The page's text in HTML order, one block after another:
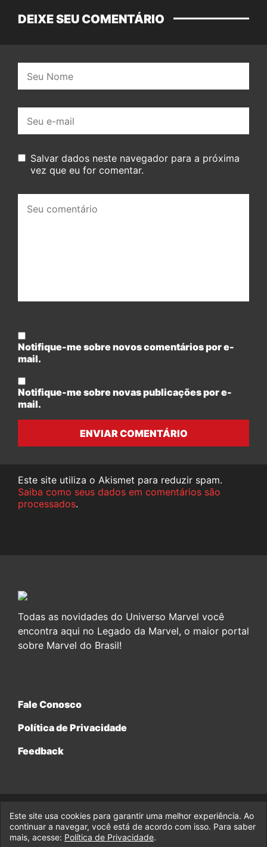
DEIXE SEU COMENTÁRIO
mail:
Salvar dados neste navegador para a próxima
vez que eu for comentar.
comentário:
Notifique-me sobre novos comentários por e-
mail.
Notifique-me sobre novas publicações por e-
mail.
ENVIAR COMENTÁRIO
Este site utiliza o Akismet para reduzir spam.
Saiba como seus dados em comentários são
processados.
Todas as novidades do Universo Marvel você
encontra aqui no Legado da Marvel, o maior portal
sobre Marvel do Brasil!
Fale Conosco
Política de Privacidade
Feedback
© 2017-2026 Legado da Marvel, uma empresa da Legado
Enterprises.
Este site usa cookies para garantir uma melhor experiência. Ao
continuar a navegar, você está de acordo com isso. Para saber
mais, acesse: Política de Privacidade.